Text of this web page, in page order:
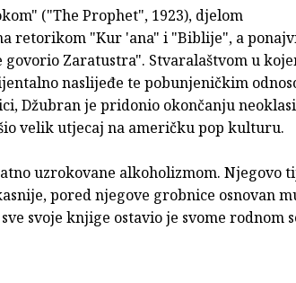
("The Prophet", 1923), djelom
retorikom "Kur 'ana" i "Biblije", a
Zaratustra". Stvaralaštvom u
naslijeđe te pobunjeničkim
Džubran je pridonio okončanju
velik utjecaj na američku pop kulturu.
uzrokovane alkoholizmom. Njegovo
pored njegove grobnice osnovan
svoje knjige ostavio je svome rodnom